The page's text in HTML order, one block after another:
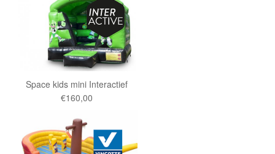
Space kids mini Interactief
€160,00